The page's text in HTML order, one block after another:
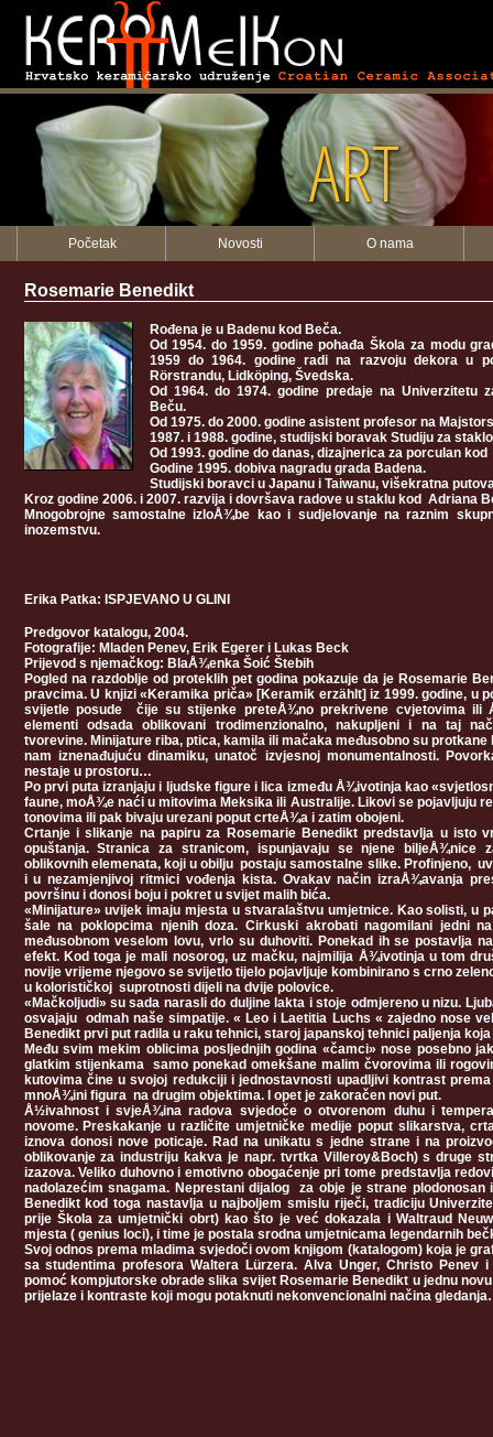
ART
Početak Novosti O nama
Rosemarie Benedikt
Rođena je u Badenu kod Beča.
Od 1954. do 1959. godine pohađa Škola za modu
1959 do 1964. godine radi na razvoju dekora u
Rörstrandu, Lidköping, Švedska.
Od 1964. do 1974. godine predaje na Univerzitetu
Beču.
Od 1975. do 2000. godine asistent profesor na
1987. i 1988. godine, studijski boravak Studiju za
Od 1993. godine do danas, dizajnerica za porculan
Godine 1995. dobiva nagradu grada Badena.
Studijski boravci u Japanu i Taiwanu, višekratna
Kroz godine 2006. i 2007. razvija i dovršava radove u staklu kod Adriana
Mnogobrojne samostalne izloÅ¾be kao i sudjelovanje na raznim
inozemstvu.
Erika Patka: ISPJEVANO U GLINI
Predgovor katalogu, 2004.
Fotografije: Mladen Penev, Erik Egerer i Lukas Beck
Prijevod s njemačkog: BlaÅ¾enka Šoić Štebih
Pogled na razdoblje od proteklih pet godina pokazuje da je Rosemarie
pravcima. U knjizi «Keramika priča» [Keramik erzählt] iz 1999. godine, u
svijetle posude čije su stijenke preteÅ¾no prekrivene cvjetovima ili
elementi odsada oblikovani trodimenzionalno, nakupljeni i na taj
tvorevine. Minijature riba, ptica, kamila ili mačaka međusobno su
nam iznenađujuću dinamiku, unatoč izvjesnoj monumentalnosti.
nestaje u prostoru…
Po prvi puta izranjaju i ljudske figure i lica između Å¾ivotinja kao
faune, moÅ¾e naći u mitovima Meksika ili Australije. Likovi se pojavljuju
tonovima ili pak bivaju urezani poput crteÅ¾a i zatim obojeni.
Crtanje i slikanje na papiru za Rosemarie Benedikt predstavlja u isto
opuštanja. Stranica za stranicom, ispunjavaju se njene biljeÅ¾nice
oblikovnih elemenata, koji u obilju postaju samostalne slike. Profinjeno,
i u nezamjenjivoj ritmici vođenja kista. Ovakav način izraÅ¾avanja
površinu i donosi boju i pokret u svijet malih bića.
«Minijature» uvijek imaju mjesta u stvaralaštvu umjetnice. Kao solisti, u
šale na poklopcima njenih doza. Cirkuski akrobati nagomilani jedni
međusobnom veselom lovu, vrlo su duhoviti. Ponekad ih se postavlja
efekt. Kod toga je mali nosorog, uz mačku, najmilija Å¾ivotinja u tom
novije vrijeme njegovo se svijetlo tijelo pojavljuje kombinirano s crno
u kolorističkoj suprotnosti dijeli na dvije polovice.
«Mačkoljudi» su sada narasli do duljine lakta i stoje odmjereno u nizu.
osvajaju odmah naše simpatije. « Leo i Laetitia Luchs « zajedno nose
Benedikt prvi put radila u raku tehnici, staroj japanskoj tehnici paljenja
Među svim mekim oblicima posljednjih godina «čamci» nose posebno
glatkim stijenkama samo ponekad omekšane malim čvorovima ili
kutovima čine u svojoj redukciji i jednostavnosti upadljivi kontrast
mnoÅ¾ini figura na drugim objektima. I opet je zakoračen novi put.
Å½ivahnost i svjeÅ¾ina radova svjedoče o otvorenom duhu i
novome. Preskakanje u različite umjetničke medije poput slikarstva,
iznova donosi nove poticaje. Rad na unikatu s jedne strane i na
oblikovanje za industriju kakva je napr. tvrtka Villeroy&Boch) s druge
izazova. Veliko duhovno i emotivno obogaćenje pri tome predstavlja
nadolazećim snagama. Neprestani dijalog za obje je strane plodonosan
Benedikt kod toga nastavlja u najboljem smislu riječi, tradiciju
prije Škola za umjetnički obrt) kao što je već dokazala i Waltraud
mjesta ( genius loci), i time je postala srodna umjetnicama legendarnih
Svoj odnos prema mladima svjedoči ovom knjigom (katalogom) koja je
sa studentima profesora Waltera Lürzera. Alva Unger, Christo Penev
pomoć kompjutorske obrade slika svijet Rosemarie Benedikt u jednu
prijelaze i kontraste koji mogu potaknuti nekonvencionalni načina